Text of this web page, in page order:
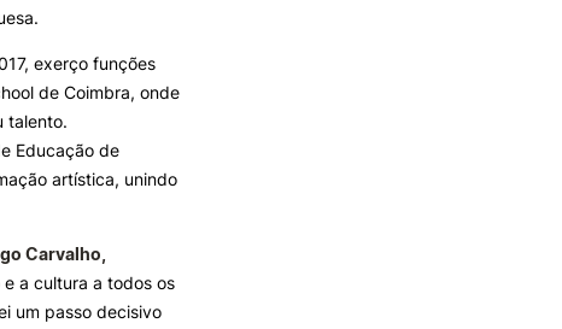
exerço funções
de Coimbra, onde
talento.
Educação de
artística, unindo
Carvalho,
a cultura a todos os
um passo decisivo